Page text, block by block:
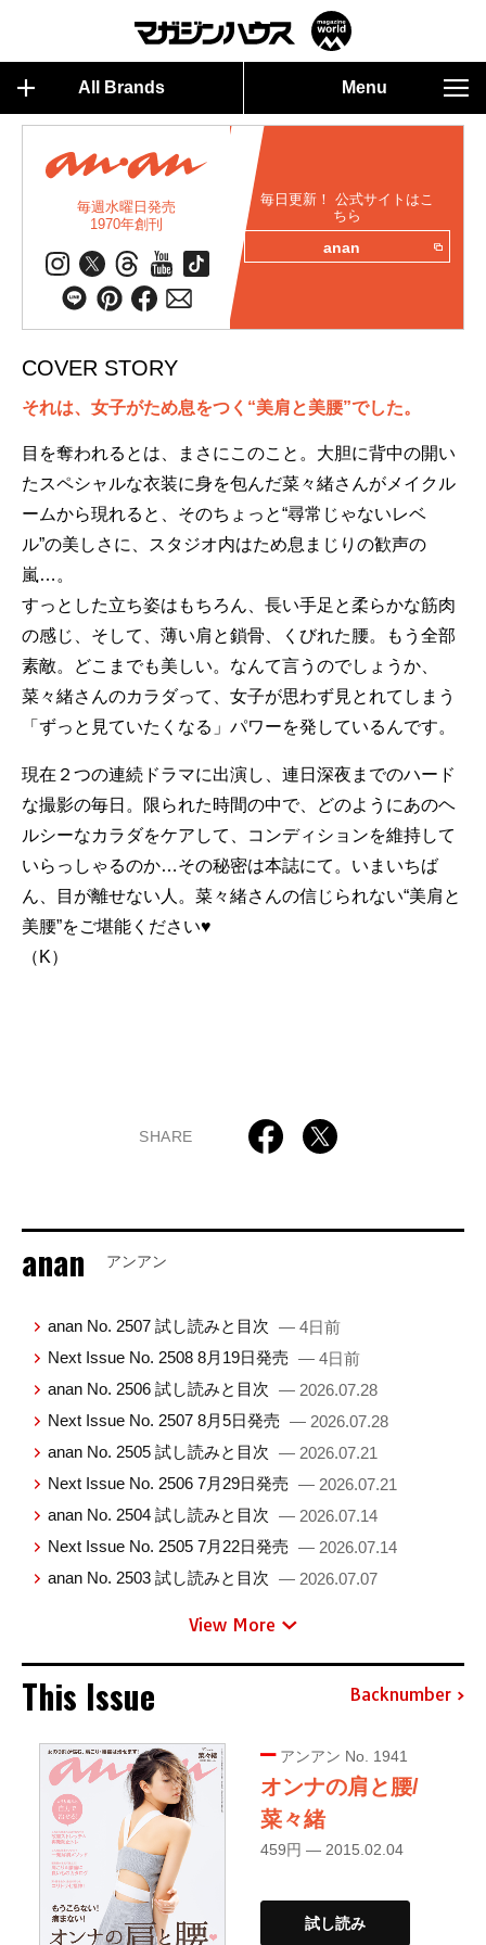
All Brands Menu
毎週水曜日発売
1970年創刊
毎日更新！ 公式サイトはこ
ちら
anan
COVER STORY
それは、女子がため息をつく“美肩と美腰”でした。
目を奪われるとは、まさにこのこと。大胆に背中の開い
たスペシャルな衣装に身を包んだ菜々緒さんがメイクル
ームから現れると、そのちょっと“尋常じゃないレベ
ル”の美しさに、スタジオ内はため息まじりの歓声の
嵐…。
すっとした立ち姿はもちろん、長い手足と柔らかな筋肉
の感じ、そして、薄い肩と鎖骨、くびれた腰。もう全部
素敵。どこまでも美しい。なんて言うのでしょうか、
菜々緒さんのカラダって、女子が思わず見とれてしまう
「ずっと見ていたくなる」パワーを発しているんです。
現在２つの連続ドラマに出演し、連日深夜までのハード
な撮影の毎日。限られた時間の中で、どのようにあのヘ
ルシーなカラダをケアして、コンディションを維持して
いらっしゃるのか…その秘密は本誌にて。いまいちば
ん、目が離せない人。菜々緒さんの信じられない“美肩と
美腰”をご堪能ください♥
（K）
SHARE
anan アンアン
anan No. 2507 試し読みと目次 — 4日前
Next Issue No. 2508 8月19日発売 — 4日前
anan No. 2506 試し読みと目次 — 2026.07.28
Next Issue No. 2507 8月5日発売 — 2026.07.28
anan No. 2505 試し読みと目次 — 2026.07.21
Next Issue No. 2506 7月29日発売 — 2026.07.21
anan No. 2504 試し読みと目次 — 2026.07.14
Next Issue No. 2505 7月22日発売 — 2026.07.14
anan No. 2503 試し読みと目次 — 2026.07.07
View More
This Issue Backnumber
アンアン No. 1941
オンナの肩と腰/
菜々緒
459円 — 2015.02.04
試し読み